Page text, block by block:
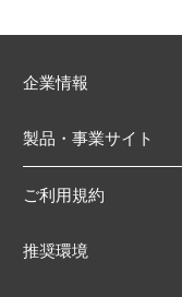
企業情報
製品・事業サイト
ご利用規約
推奨環境